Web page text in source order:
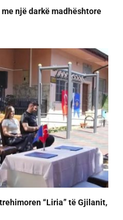
një darkë madhështore
“Liria” të Gjilanit,